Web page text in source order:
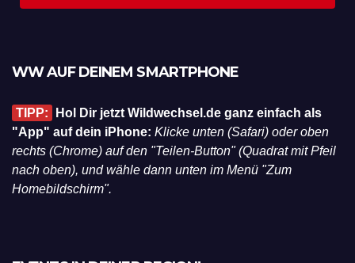
WW AUF DEINEM SMARTPHONE
TIPP:
Hol Dir jetzt Wildwechsel.de ganz einfach als
"App" auf dein iPhone: Klicke unten (Safari) oder oben
rechts (Chrome) auf den "Teilen-Button" (Quadrat mit Pfeil
nach oben), und wähle dann unten im Menü "Zum
Homebildschirm".